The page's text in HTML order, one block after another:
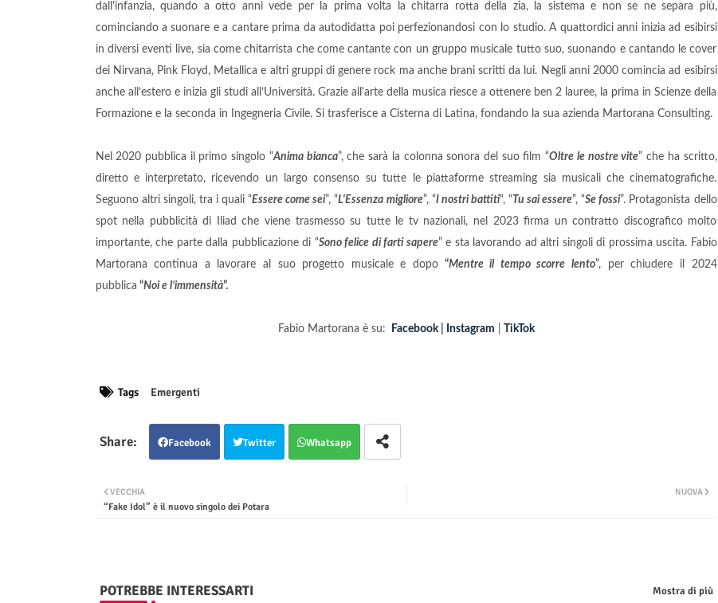
dall'infanzia, quando a otto anni vede per la prima volta la chitarra rotta della zia, la sistema e non se ne separa più,
cominciando a suonare e a cantare prima da autodidatta poi perfezionandosi con lo studio. A quattordici anni inizia ad esibirsi
in diversi eventi live, sia come chitarrista che come cantante con un gruppo musicale tutto suo, suonando e cantando le cover
dei Nirvana, Pink Floyd, Metallica e altri gruppi di genere rock ma anche brani scritti da lui. Negli anni 2000 comincia ad esibirsi
anche all’estero e inizia gli studi all’Università. Grazie all'arte della musica riesce a ottenere ben 2 lauree, la prima in Scienze della
Formazione e la seconda in Ingegneria Civile. Si trasferisce a Cisterna di Latina, fondando la sua azienda Martorana Consulting.
Nel 2020 pubblica il primo singolo “Anima bianca”, che sarà la colonna sonora del suo film “Oltre le nostre vite” che ha scritto,
diretto e interpretato, ricevendo un largo consenso su tutte le piattaforme streaming sia musicali che cinematografiche.
Seguono altri singoli, tra i quali “Essere come sei”, “L'Essenza migliore”, “I nostri battiti“, “ Tu sai essere”, “Se fossi”. Protagonista dello
spot nella pubblicità di Iliad che viene trasmesso su tutte le tv nazionali, nel 2023 firma un contratto discografico molto
importante, che parte dalla pubblicazione di “Sono felice di farti sapere” e sta lavorando ad altri singoli di prossima uscita. Fabio
Martorana continua a lavorare al suo progetto musicale e dopo “Mentre il tempo scorre lento”, per chiudere il 2024
pubblica “Noi e l’immensità”.
Fabio Martorana è su: Facebook| Instagram TikTok
Tags Emergenti
Facebook Twitter Whatsapp
NUOVA
VECCHIA
“Fake Idol” è il nuovo singolo dei Potara
POTREBBE INTERESSARTI Mostra di più